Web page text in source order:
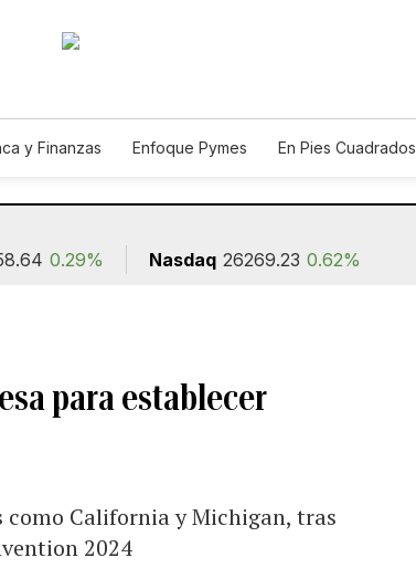
y Finanzas Enfoque Pymes En Pies Cuadrados
0.29% Nasdaq 26269.23 0.62%
para establecer
como California y Michigan, tras
2024